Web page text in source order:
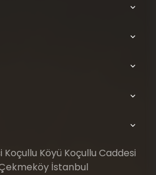
Köyü Koçullu Caddesi
İstanbul